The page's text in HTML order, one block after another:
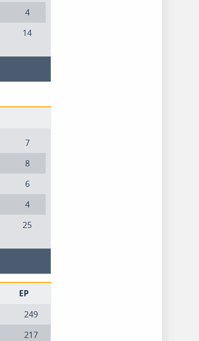
4
14
7
8
6
4
25
EP
249
217